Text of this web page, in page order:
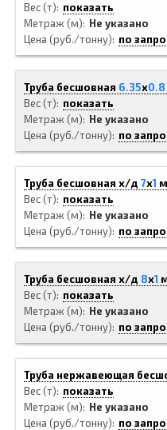
Вес (т)
показать
Метраж (м)
Не указано
Цена (руб./тонну)
по
Труба бесшовная 6.35x0.8
Вес (т)
показать
Метраж (м)
Не указано
Цена (руб./тонну)
по
Труба бесшовная х/д 7x1
Вес (т)
показать
Метраж (м)
Не указано
Цена (руб./тонну)
по
Труба бесшовная х/д 8x1
Вес (т)
показать
Метраж (м)
Не указано
Цена (руб./тонну)
по
Труба нержавеющая
Вес (т)
показать
Метраж (м)
Не указано
Цена (руб./тонну)
по